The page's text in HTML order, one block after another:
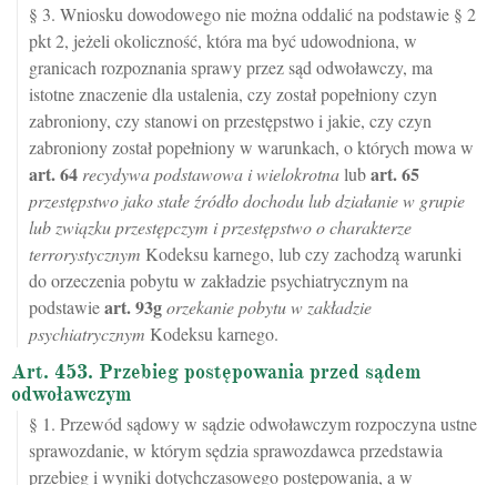
§ 3. Wniosku dowodowego nie można oddalić na podstawie § 2
pkt 2, jeżeli okoliczność, która ma być udowodniona, w
granicach rozpoznania sprawy przez sąd odwoławczy, ma
istotne znaczenie dla ustalenia, czy został popełniony czyn
zabroniony, czy stanowi on przestępstwo i jakie, czy czyn
zabroniony został popełniony w warunkach, o których mowa w
art.64 recydywa podstawowa i wielokrotnalubart.65
przestępstwo jako stałe źródło dochodu lub działanie w grupie
lub związku przestępczym i przestępstwo o charakterze
terrorystycznym Kodeksu karnego, lub czy zachodzą warunki
do orzeczenia pobytu w zakładzie psychiatrycznym na
podstawieart.93gorzekanie pobytu w zakładzie
psychiatrycznym Kodeksu karnego.
Art. 453. Przebieg postępowania przed sądem
odwoławczym
§ 1. Przewód sądowy w sądzie odwoławczym rozpoczyna ustne
sprawozdanie, w którym sędzia sprawozdawca przedstawia
przebieg i wyniki dotychczasowego postępowania, a w